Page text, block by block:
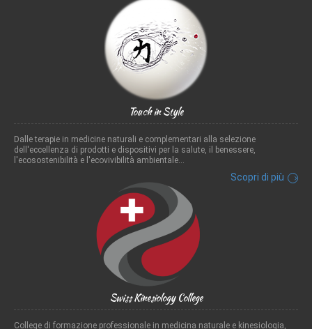
Touch in Style
Dalle terapie in medicine naturali e complementari alla selezione
dell'eccellenza di prodotti e dispositivi per la salute, il benessere,
l'ecosostenibilità e l'ecovivibilità ambientale...
Scopri di più
Swiss Kinesiology College
College di formazione professionale in medicina naturale e kinesiologia,